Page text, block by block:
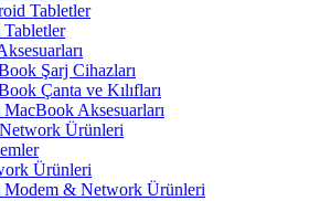
Tabletler
Şarj Cihazları
Çanta ve Kılıfları
Aksesuarları
Ürünleri
Ürünleri
Modem & Network Ürünleri